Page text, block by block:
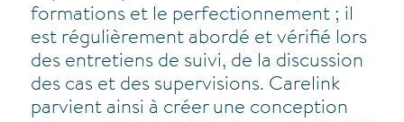
formations et le perfectionnement ; il
est régulièrement abordé et vérifié lors
des entretiens de suivi, de la discussion
des cas et des supervisions. Carelink
parvient ainsi à créer une conception